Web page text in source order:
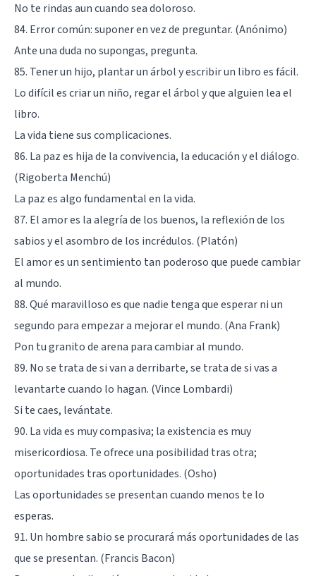
No te rindas aun cuando sea doloroso.
84. Error común: suponer en vez de preguntar. (Anónimo)
Ante una duda no supongas, pregunta.
85. Tener un hijo, plantar un árbol y escribir un libro es fácil.
Lo difícil es criar un niño, regar el árbol y que alguien lea el
libro.
La vida tiene sus complicaciones.
86. La paz es hija de la convivencia, la educación y el diálogo.
(Rigoberta Menchú)
La paz es algo fundamental en la vida.
87. El amor es la alegría de los buenos, la reflexión de los
sabios y el asombro de los incrédulos. (Platón)
El amor es un sentimiento tan poderoso que puede cambiar
al mundo.
88. Qué maravilloso es que nadie tenga que esperar ni un
segundo para empezar a mejorar el mundo. (Ana Frank)
Pon tu granito de arena para cambiar al mundo.
89. No se trata de si van a derribarte, se trata de si vas a
levantarte cuando lo hagan. (Vince Lombardi)
Si te caes, levántate.
90. La vida es muy compasiva; la existencia es muy
misericordiosa. Te ofrece una posibilidad tras otra;
oportunidades tras oportunidades. (Osho)
Las oportunidades se presentan cuando menos te lo
esperas.
91. Un hombre sabio se procurará más oportunidades de las
que se presentan. (Francis Bacon)